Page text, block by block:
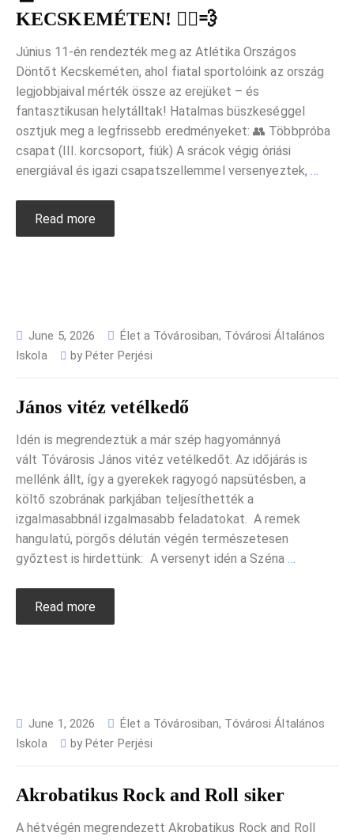
KECSKEMÉTEN! 🏃‍♂️💨
Június 11-én rendezték meg az Atlétika Országos
Döntőt Kecskeméten, ahol fiatal sportolóink az ország
legjobbjaival mérték össze az erejüket – és
fantasztikusan helytálltak! Hatalmas büszkeséggel
osztjuk meg a legfrissebb eredményeket: 👥 Többpróba
csapat (III. korcsoport, fiúk) A srácok végig óriási
energiával és igazi csapatszellemmel versenyeztek,…
Read more
June 5, 2026 Élet a Tóvárosiban, Tóvárosi Általános
Iskola
byPéter Perjési
János vitéz vetélkedő
Idén is megrendeztük a már szép hagyománnyá
vált Tóvárosis János vitéz vetélkedőt. Az időjárás is
mellénk állt, így a gyerekek ragyogó napsütésben, a
költő szobrának parkjában teljesíthették a
izgalmasabbnál izgalmasabb feladatokat. A remek
hangulatú, pörgős délután végén természetesen
győztest is hirdettünk: A versenyt idén a Széna …
Read more
June 1, 2026 Élet a Tóvárosiban, Tóvárosi Általános
Iskola
byPéter Perjési
Akrobatikus Rock and Roll siker
A hétvégén megrendezett Akrobatikus Rock and Roll